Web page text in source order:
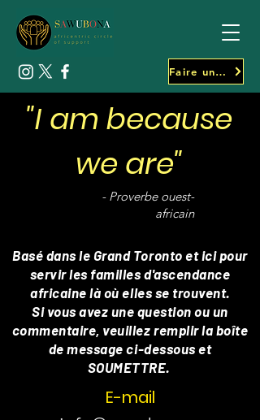
Faire un don
- Proverbe ouest-
africain
"I am because
we are"
Basé dans le Grand Toronto et ici pour
servir les familles d'ascendance
africaine là où elles se trouvent.
Si vous avez une question ou un
commentaire, veuillez remplir la boîte
de message ci-dessous et
SOUMETTRE.
E-mail